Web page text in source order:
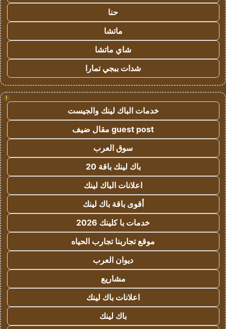
حنا
ماتشا
شاي ماتشا
شدات ببجي تمارا
!
خدمات الباك لينك والجيست
guest post مقال ضيف
سوق العرب
باك لينك باقة 20
اعلانات الباك لينك
أقوى باقة باك لينك
خدمات با كلينك 2026
موقع تجاربنا تجارب الحياه
ديوان العرب
مشاريع
اعلانات باك لينك
باك لينك